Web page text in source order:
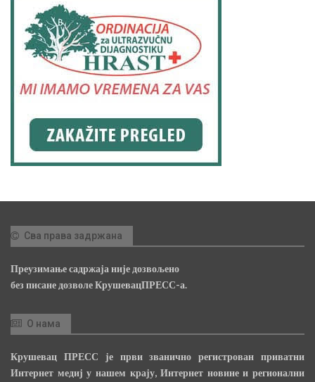
Сва права задржана
Преузимање садржаја није дозвољено
без писане дозволе КрушевацПРЕСС-а.
О нама
Крушевац ПРЕСС је први званично регистрован приватни
Интернет медиј у нашем крају, Интернет новине и регионални